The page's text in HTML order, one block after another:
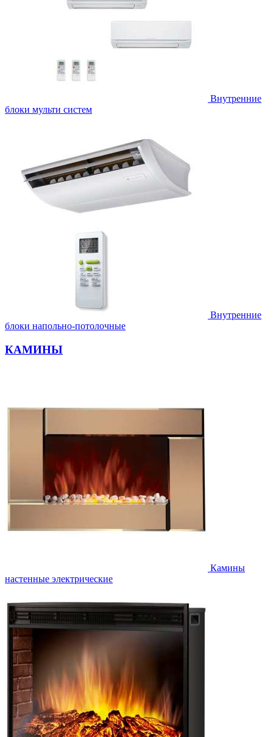
Внутренние
блоки мульти систем
Внутренние
блоки напольно-потолочные
КАМИНЫ
Камины
настенные электрические